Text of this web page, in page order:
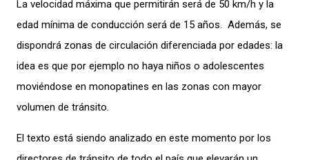
La velocidad máxima que permitirán será de 50 km/h y la
edad mínima de conducción será de 15 años. Además, se
dispondrá zonas de circulación diferenciada por edades: la
idea es que por ejemplo no haya niños o adolescentes
moviéndose en monopatines en las zonas con mayor
volumen de tránsito.
El texto está siendo analizado en este momento por los